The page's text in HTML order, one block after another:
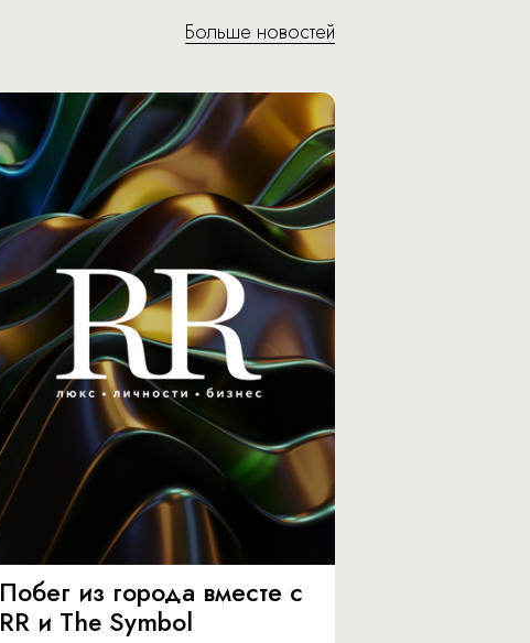
Больше новостей
Побег из города вместе с
RR и The Symbol